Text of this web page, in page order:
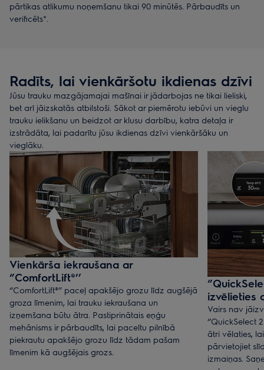
pārtikas atlikumu noņemšanu tikai 90 minūtēs. Pārbaudīts un
verificēts*.
Radīts, lai vienkāršotu ikdienas dzīvi
Jūsu trauku mazgājamajai mašīnai ir jādarbojas ne tikai lieliski,
bet arī jāizskatās atbilstoši. Sākot ar piemērotu iebūvi un vieglu
trauku ielikšanu un beidzot ar klusu darbību, katra detaļa ir
izstrādāta, lai padarītu jūsu ikdienas dzīvi vienkāršāku un
vieglāku.
Vienkārša iekraušana ar
‘’ComfortLift®’’
‘’ComfortLift®’’ paceļ apakšējo grozu līdz augšējā
groza līmenim, lai trauku iekraušana un
izņemšana būtu ātra. Pastiprinātais eņģu
mehānisms ir pārbaudīts, lai paceltu pilnībā
piekrautu apakšējo grozu līdz tādam pašam
līmenim kā augšējais grozs.
izvēlieties
Vairs nav
‘’QuickSelect
ātri vēlaties,
pārvietojiet
izmaiņas.